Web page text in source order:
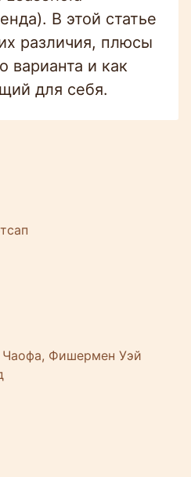
В этой статье
различия, плюсы
варианта и как
для себя.
Чаофа, Фишермен Уэй